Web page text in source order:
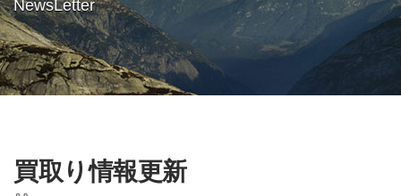
NewsLetter
買取り情報更新